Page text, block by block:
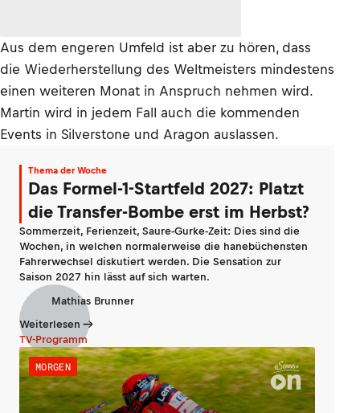
Aus dem engeren Umfeld ist aber zu hören, dass
die Wiederherstellung des Weltmeisters mindestens
einen weiteren Monat in Anspruch nehmen wird.
Martin wird in jedem Fall auch die kommenden
Events in Silverstone und Aragon auslassen.
Thema der Woche
Das Formel-1-Startfeld 2027: Platzt
die Transfer-Bombe erst im Herbst?
Sommerzeit, Ferienzeit, Saure-Gurke-Zeit: Dies sind die
Wochen, in welchen normalerweise die hanebüchensten
Fahrerwechsel diskutiert werden. Die Sensation zur
Saison 2027 hin lässt auf sich warten.
Mathias Brunner
Weiterlesen
TV-Programm
MORGEN